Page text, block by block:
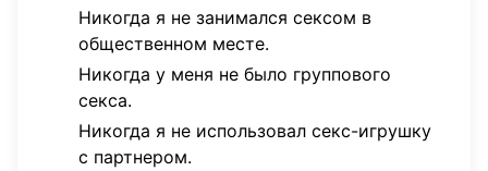
Никогда я не занимался сексом в
общественном месте.
Никогда у меня не было группового
секса.
Никогда я не использовал секс-игрушку
с партнером.